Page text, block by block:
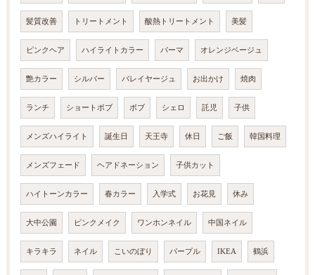
髪質改善 トリートメント 酸熱トリートメント 美髪
ピンクヘア ハイライトカラー パーマ オレンジベージュ
艶カラー シルバー バレイヤージュ お出かけ 焼肉
ランチ ショートボブ ボブ シェロ 託児 子供
メンズハイライト 誕生日 天王寺 休日 ご飯 韓国料理
メンズフェード ヘアドネーション 子供カット
ハイトーンカラー 春カラー 入学式 お花見 休み
大中公園 ピンクメイク ワンホンネイル 中国ネイル
キラキラ ネイル こいのぼり パープル IKEA 鶴浜